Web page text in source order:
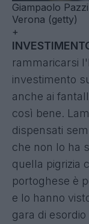
Giampaolo
Verona (getty)
+
rammaricarsi
investimento
anche ai
così bene.
dispensati
che non lo ha
quella pigrizia
portoghese è
e lo hanno
gara di